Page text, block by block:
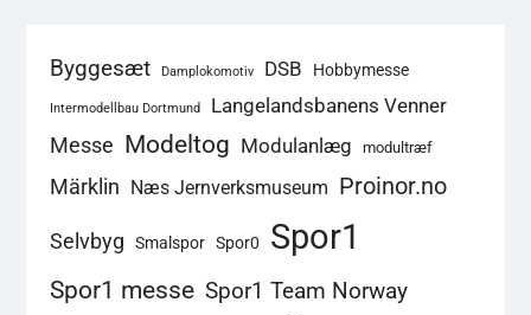
Byggesæt Damplokomotiv DSB Hobbymesse
Intermodellbau Dortmund
Langelandsbanens Venner
Messe Modeltog Modulanlæg modultræf
Märklin Næs Jernverksmuseum Proinor.no
Selvbyg Smalspor Spor0 Spor1
Spor1 messe Spor1 Team Norway